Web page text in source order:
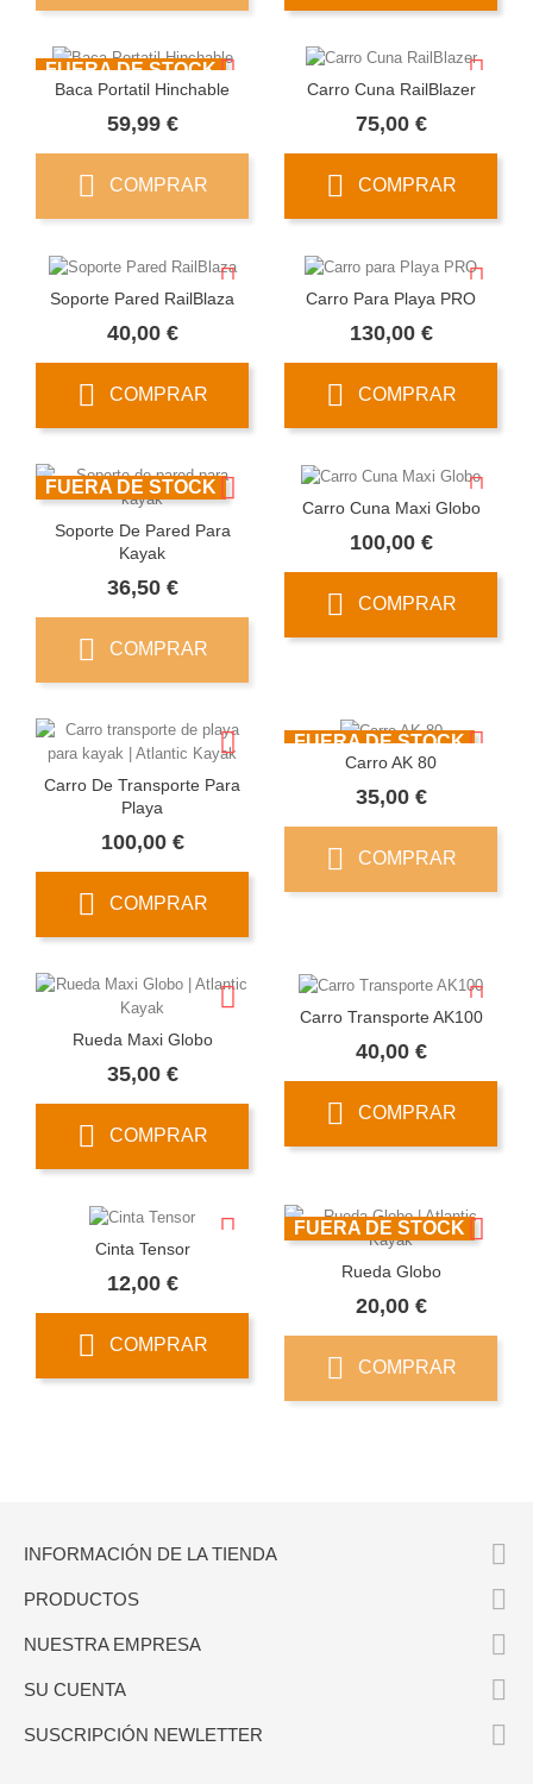
FUERA DE STOCK
Baca Portatil Hinchable
59,99 €Precio
COMPRAR
Carro Cuna RailBlazer
75,00 €Precio
COMPRAR
Soporte Pared RailBlaza
40,00 €Precio
COMPRAR
Carro Para Playa PRO
130,00 €Precio
COMPRAR
FUERA DE STOCK
Soporte De Pared Para
Kayak
36,50 €Precio
COMPRAR
Carro Cuna Maxi Globo
100,00 €Precio
COMPRAR
Carro De Transporte Para
Playa
100,00 €Precio
COMPRAR
FUERA DE STOCK
Carro AK 80
35,00 €Precio
COMPRAR
Rueda Maxi Globo
35,00 €Precio
COMPRAR
Carro Transporte AK100
40,00 €Precio
COMPRAR
Cinta Tensor
12,00 €Precio
COMPRAR
FUERA DE STOCK
Rueda Globo
20,00 €Precio
COMPRAR
INFORMACIÓN DE LA TIENDA 
PRODUCTOS 
NUESTRA EMPRESA 
SU CUENTA 
SUSCRIPCIÓN NEWLETTER 